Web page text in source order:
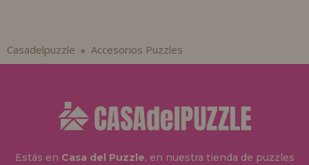
Casadelpuzzle » Accesorios Puzzles
Estás en Casa del Puzzle, en nuestra tienda de puzzles